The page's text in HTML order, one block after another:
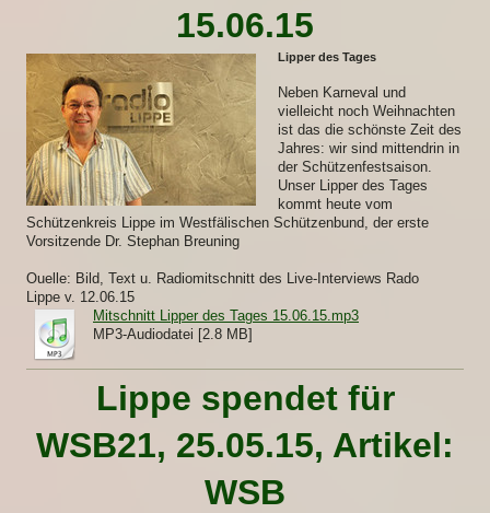
15.06.15
Lipper des Tages
Neben Karneval und
vielleicht noch Weihnachten
ist das die schönste Zeit des
Jahres: wir sind mittendrin in
der Schützenfestsaison.
Unser Lipper des Tages
kommt heute vom
Schützenkreis Lippe im Westfälischen Schützenbund, der erste
Vorsitzende Dr. Stephan Breuning
Ouelle: Bild, Text u. Radiomitschnitt des Live-Interviews Rado
Lippe v. 12.06.15
Mitschnitt Lipper des Tages 15.06.15.mp3
MP3-Audiodatei [2.8 MB]
Lippe spendet für
WSB21, 25.05.15, Artikel:
WSB